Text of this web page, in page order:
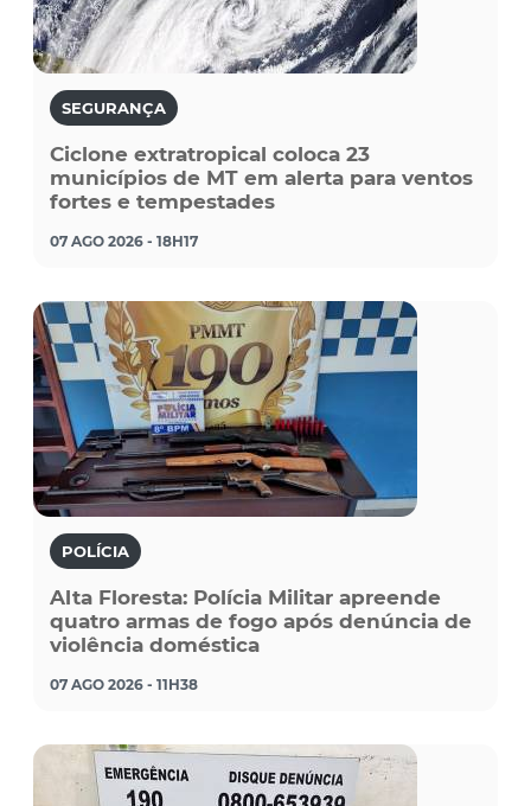
SEGURANÇA
Ciclone extratropical coloca 23
municípios de MT em alerta para ventos
fortes e tempestades
07 AGO 2026 - 18H17
POLÍCIA
Alta Floresta: Polícia Militar apreende
quatro armas de fogo após denúncia de
violência doméstica
07 AGO 2026 - 11H38